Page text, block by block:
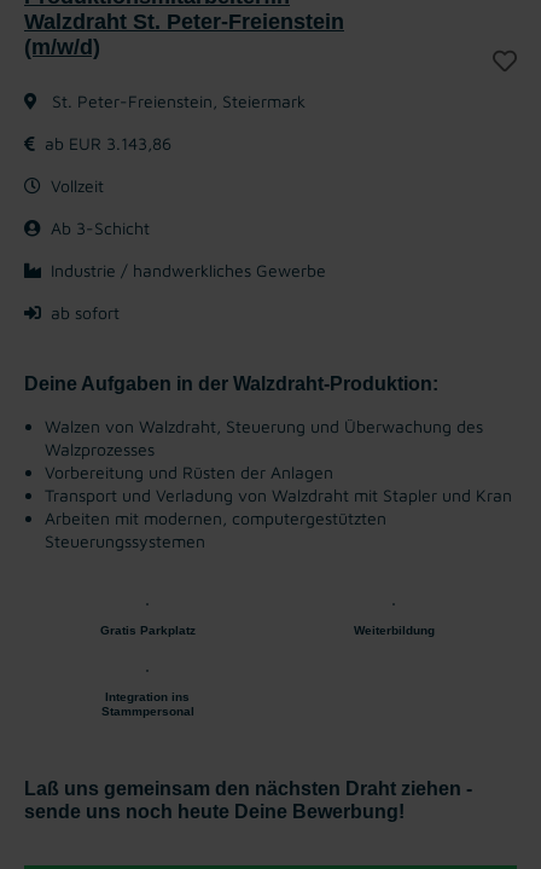
Walzdraht St. Peter-Freienstein
(m/w/d)
St. Peter-Freienstein, Steiermark
ab EUR 3.143,86
Vollzeit
Ab 3-Schicht
Industrie / handwerkliches Gewerbe
ab sofort
Deine Aufgaben in der Walzdraht-Produktion:
Walzen von Walzdraht, Steuerung und Überwachung des
Walzprozesses
Vorbereitung und Rüsten der Anlagen
Transport und Verladung von Walzdraht mit Stapler und Kran
Arbeiten mit ​modernen, computergestützten
Steuerungssystemen
Gratis Parkplatz Weiterbildung
Integration ins
Stammpersonal
Laß uns gemeinsam den nächsten Draht ziehen -
sende uns noch heute Deine Bewerbung!